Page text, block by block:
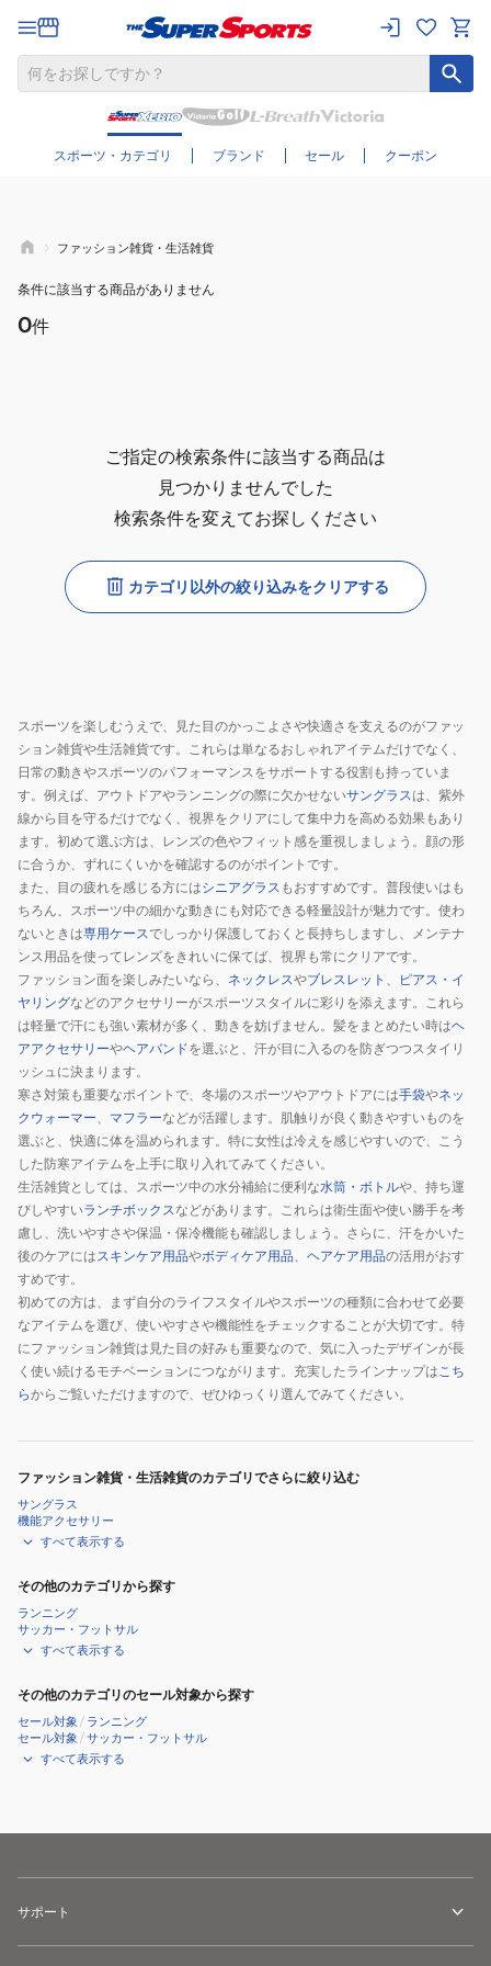
スポーツ・カテゴリ ブランド セール クーポン
さらに絞り込む
ファッション雑貨・生活雑貨
条件に該当する商品がありません
0件
ご指定の検索条件に該当する商品は
見つかりませんでした
検索条件を変えてお探しください
カテゴリ以外の絞り込みをクリアする
スポーツを楽しむうえで、見た目のかっこよさや快適さを支えるのがファッ
ション雑貨や生活雑貨です。これらは単なるおしゃれアイテムだけでなく、
日常の動きやスポーツのパフォーマンスをサポートする役割も持っていま
す。例えば、アウトドアやランニングの際に欠かせないサングラスは、紫外
線から目を守るだけでなく、視界をクリアにして集中力を高める効果もあり
ます。初めて選ぶ方は、レンズの色やフィット感を重視しましょう。顔の形
に合うか、ずれにくいかを確認するのがポイントです。
また、目の疲れを感じる方にはシニアグラス もおすすめです。普段使いはも
ちろん、スポーツ中の細かな動きにも対応できる軽量設計が魅力です。使わ
ないときは専用ケースでしっかり保護しておくと長持ちしますし、メンテナ
ンス用品を使ってレンズをきれいに保てば、視界も常にクリアです。
ファッション面を楽しみたいなら、 ネックレスやブレスレット 、
ピアス・イ
ヤリングなどのアクセサリーがスポーツスタイルに彩りを添えます。これら
は軽量で汗にも強い素材が多く、動きを妨げません。髪をまとめたい時はヘ
アアクセサリーやヘアバンドを選ぶと、汗が目に入るのを防ぎつつスタイリ
ッシュに決まります。
寒さ対策も重要なポイントで、冬場のスポーツやアウトドアには手袋やネッ
クウォーマー、 マフラーなどが活躍します。肌触りが良く動きやすいものを
選ぶと、快適に体を温められます。特に女性は冷えを感じやすいので、こう
した防寒アイテムを上手に取り入れてみてください。
生活雑貨としては、スポーツ中の水分補給に便利な水筒・ボトルや、持ち運
びしやすいランチボックスなどがあります。これらは衛生面や使い勝手を考
慮し、洗いやすさや保温・保冷機能も確認しましょう。さらに、汗をかいた
後のケアにはスキンケア用品やボディケア用品、 ヘアケア用品の活用がおす
すめです。
初めての方は、まず自分のライフスタイルやスポーツの種類に合わせて必要
なアイテムを選び、使いやすさや機能性をチェックすることが大切です。特
にファッション雑貨は見た目の好みも重要なので、気に入ったデザインが長
く使い続けるモチベーションにつながります。充実したラインナップはこち
らからご覧いただけますので、ぜひゆっくり選んでみてください。
ファッション雑貨・生活雑貨のカテゴリでさらに絞り込む
サングラス
機能アクセサリー
すべて表示する
その他のカテゴリから探す
ランニング
サッカー・フットサル
すべて表示する
その他のカテゴリのセール対象から探す
セール対象 / ランニング
セール対象 /サッカー・フットサル
すべて表示する
サポート